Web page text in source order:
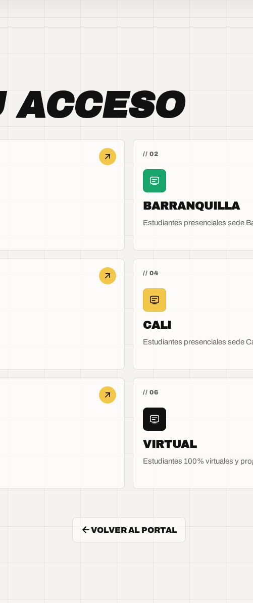
ACCESO
// 02
BARRANQUILLA
Estudiantes presenciales sede
// 04
CALI
Estudiantes presenciales sede
// 06
VIRTUAL
Estudiantes 100% virtuales y
VOLVER AL PORTAL